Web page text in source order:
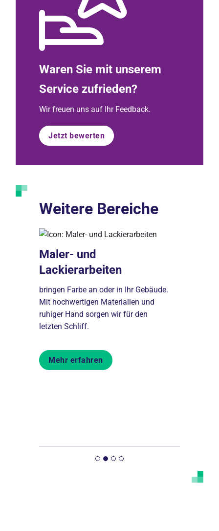
Waren Sie mit unserem
Service zufrieden?
Wir freuen uns auf Ihr Feedback.
Jetzt bewerten
Weitere Bereiche
Maler- und
Lackierarbeiten
bringen Farbe an oder in Ihr Gebäude.
Mit hochwertigen Materialien und
ruhiger Hand sorgen wir für den
letzten Schliff.
Mehr erfahren